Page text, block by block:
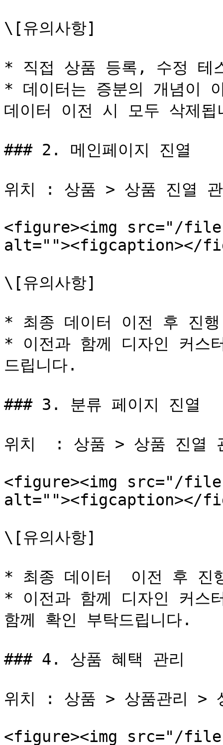
\[유의사항]
* 직접 상품 등록, 수정 테
* 데이터는 증분의 개념이
데이터 이전 시 모두 삭제됩
### 2. 메인페이지 진열
위치 : 상품 > 상품 진열
<figure><img src="/files/
alt=""><figcaption></
\[유의사항]
* 최종 데이터 이전 후 진
* 이전과 함께 디자인 커스
드립니다.
### 3. 분류 페이지 진열
위치  : 상품 > 상품 진열
<figure><img src="/files/
alt=""><figcaption></
\[유의사항]
* 최종 데이터  이전 후 진
* 이전과 함께 디자인 커스
함께 확인 부탁드립니다.
### 4. 상품 혜택 관리
위치 : 상품 > 상품관리 >
<figure><img src="/